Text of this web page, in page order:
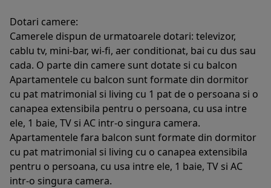
Dotari camere:
Camerele dispun de urmatoarele dotari: televizor,
cablu tv, mini-bar, wi-fi, aer conditionat, bai cu dus sau
cada. O parte din camere sunt dotate si cu balcon
Apartamentele cu balcon sunt formate din dormitor
cu pat matrimonial si living cu 1 pat de o persoana si o
canapea extensibila pentru o persoana, cu usa intre
ele, 1 baie, TV si AC intr-o singura camera.
Apartamentele fara balcon sunt formate din dormitor
cu pat matrimonial si living cu o canapea extensibila
pentru o persoana, cu usa intre ele, 1 baie, TV si AC
intr-o singura camera.